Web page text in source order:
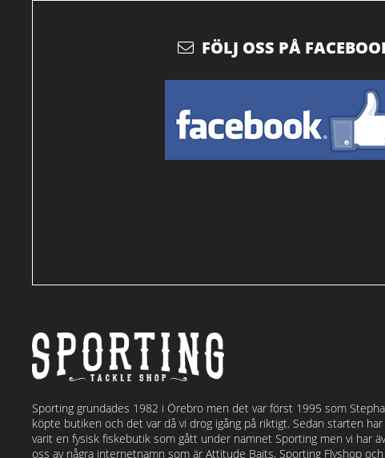
FÖLJ OSS PÅ
Sporting grundades 1982 i Örebro men det var först 1995 som
köpte butiken och det var då vi drog igång på riktigt. Sedan starten
varit en fysisk fiskebutik som gått under namnet Sporting men vi har
oss av några internetnamn som är Attitude Baits, Sporting Flyshop